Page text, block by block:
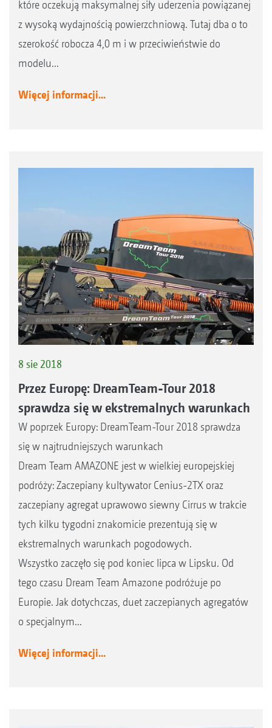
które oczekują maksymalnej siły uderzenia powiązanej
z wysoką wydajnością powierzchniową. Tutaj dba o to
szerokość robocza 4,0 m i w przeciwieństwie do
modelu...
Więcej informacji...
8 sie 2018
Przez Europę: DreamTeam-Tour 2018
sprawdza się w ekstremalnych warunkach
W poprzek Europy: DreamTeam-Tour 2018 sprawdza
się w najtrudniejszych warunkach
Dream Team AMAZONE jest w wielkiej europejskiej
podróży: Zaczepiany kultywator Cenius-2TX oraz
zaczepiany agregat uprawowo siewny Cirrus w trakcie
tych kilku tygodni znakomicie prezentują się w
ekstremalnych warunkach pogodowych.
Wszystko zaczęło się pod koniec lipca w Lipsku. Od
tego czasu Dream Team Amazone podróżuje po
Europie. Jak dotychczas, duet zaczepianych agregatów
o specjalnym...
Więcej informacji...